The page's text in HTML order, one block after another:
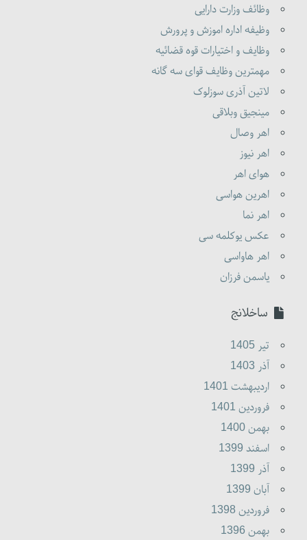
وظائف وزارت دارایی
وظیفه اداره اموزش و پرورش
وظایف و اختیارات قوه قضائیه
مهمترین وظایف قوای سه گانه
لاتین آذری سوزلوک
مینجیق وبلاقی
اهر وصال
اهر نیوز
هوای اهر
اهرین هواسی
اهر نما
عکس یوکلمه سی
اهر هاواسی
یاسمن فرزان
ساخلانج
تير 1405
آذر 1403
ارديبهشت 1401
فروردين 1401
بهمن 1400
اسفند 1399
آذر 1399
آبان 1399
فروردين 1398
بهمن 1396